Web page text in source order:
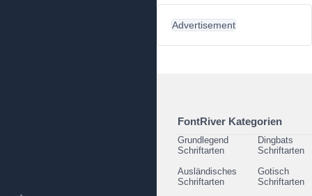
Advertisement
FontRiver Kategorien
Grundlegend
Schriftarten
Dingbats
Schriftarten
Ausländisches
Schriftarten
Gotisch
Schriftarten